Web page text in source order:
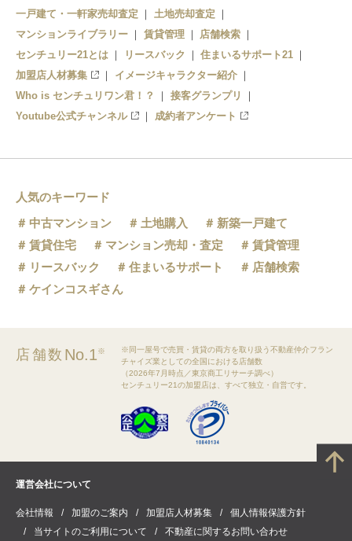
一戸建て・一軒家売却査定
土地売却査定
マンションライブラリー
賃貸管理
店舗検索
センチュリー21とは
リースバック
住まいるサポート21
加盟店人材募集
イメージキャラクター紹介
Who is センチュリワン君！？
接客グランプリ
Youtube公式チャンネル
成約者アンケート
人気のキーワード
中古マンション
土地購入
新築一戸建て
賃貸住宅
マンション売却・査定
賃貸管理
リースバック
住まいるサポート
店舗検索
ケインコスギさん
店舗数 No.1※
※同一屋号で売買・賃貸の両方を取り扱う不動産仲介フラン
チャイズ業としての全国における店舗数
（2026年7月時点／東京商工リサーチ調べ）
センチュリー21の加盟店は、すべて独立・自営です。
運営会社について
会社情報 加盟のご案内 加盟店人材募集
個人情報保護方針
当サイトのご利用について
不動産に関するお問い合わせ